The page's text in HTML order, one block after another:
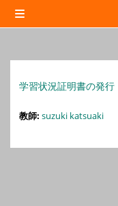
メインコンテンツへスキ
サイドパネル
学習状況証明書の発行
教師: suzuki katsuaki